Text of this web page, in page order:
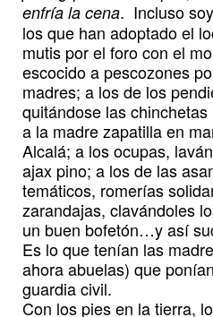
enfría la cena. Incluso
los que han adoptado el
mutis por el foro con el
escocido a pescozones
madres; a los de los
quitándose las
a la madre zapatilla en
Alcalá; a los ocupas,
ajax pino; a los de las
temáticos, romerías
zarandajas, clavándoles
un buen bofetón…y así
Es lo que tenían las
ahora abuelas) que
guardia civil.
Con los pies en la tierra,